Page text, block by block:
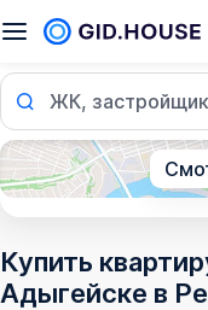
ЖК,
Купить
Адыгейске в